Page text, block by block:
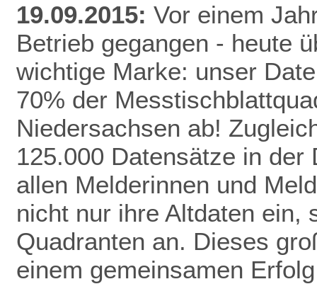
19.09.2015: Vor einem
Betrieb gegangen - heute
wichtige Marke: unser
70% der
Niedersachsen ab!
125.000 Datensätze in der
allen Melderinnen und
nicht nur ihre Altdaten ein,
Quadranten an. Dieses
einem gemeinsamen